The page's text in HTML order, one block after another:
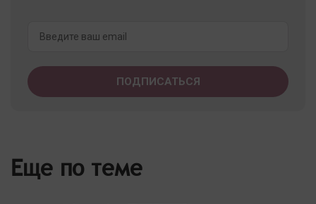
Еще по теме